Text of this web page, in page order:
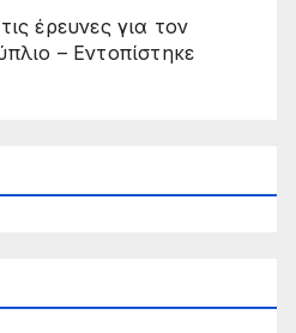
έρευνες για τον
– Εντοπίστηκε